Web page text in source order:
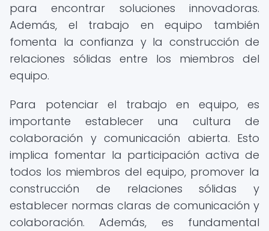
para encontrar soluciones innovadoras.
Además, el trabajo en equipo también
fomenta la confianza y la construcción de
relaciones sólidas entre los miembros del
equipo.
Para potenciar el trabajo en equipo, es
importante establecer una cultura de
colaboración y comunicación abierta. Esto
implica fomentar la participación activa de
todos los miembros del equipo, promover la
construcción de relaciones sólidas y
establecer normas claras de comunicación y
colaboración. Además, es fundamental